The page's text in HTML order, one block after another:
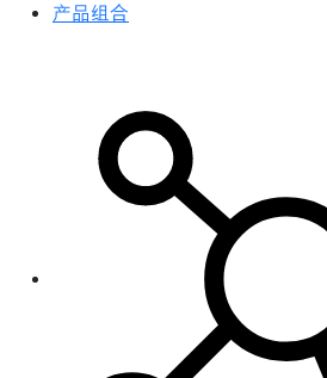
产品组合